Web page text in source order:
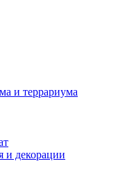
и террариума
и декорации